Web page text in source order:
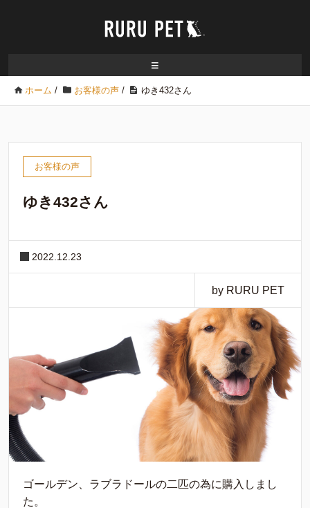
≡
ホーム / お客様の声 / ゆき432さん
お客様の声
ゆき432さん
2022.12.23
by RURU PET
ゴールデン、ラブラドールの二匹の為に購入しまし
た。